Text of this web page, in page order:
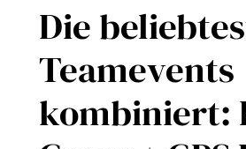
Die
Teamevents
kombiniert: